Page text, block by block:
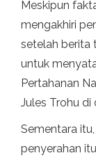
Meskipun
mengakhiri
setelah berita
untuk
Pertahanan
Jules Trohu di
Sementara
penyerahan